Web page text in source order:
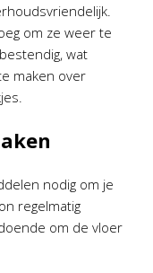
om ze weer te
wat
maken over
nodig om je
regelmatig
om de vloer